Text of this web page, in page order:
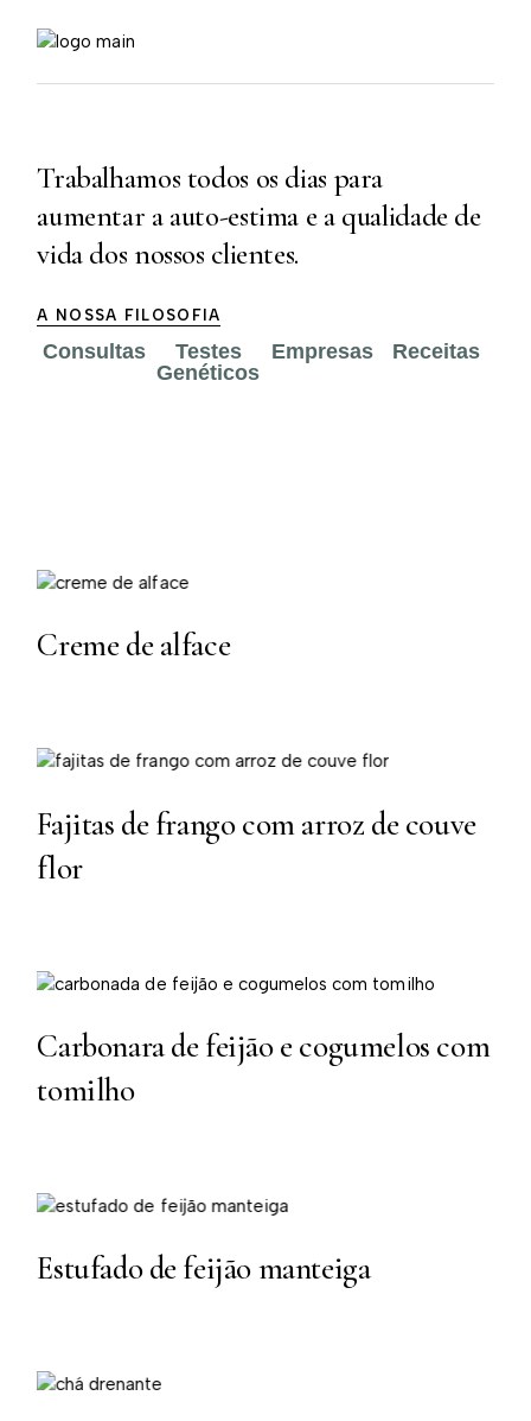
Trabalhamos todos os dias para
aumentar a auto-estima e a qualidade de
vida dos nossos clientes.
A NOSSA FILOSOFIA
Consultas
Testes
Genéticos
Empresas Receitas
Creme de alface
Fajitas de frango com arroz de couve
flor
Carbonara de feijão e cogumelos com
tomilho
Estufado de feijão manteiga